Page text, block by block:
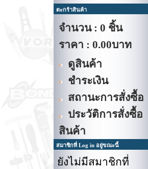
ตะกร้าสินค้า
จำนวน : 0 ชิ้น
ราคา : 0.00บาท
ดูสินค้า
ชำระเงิน
สถานะการสั่งซื้อ
ประวัติการสั่งซื้อ
สินค้า
สมาชิกที่ Log in อยู่ขณะนี้
ยังไม่มีสมาชิกที่